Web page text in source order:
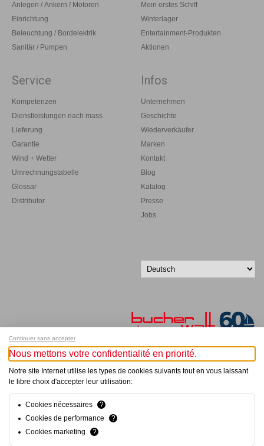
Anlegen / Ankern / Motoren
Einrichtung
Beleuchtung / Bordelektrik
Sanitär / Pumpen
Mein erstes Schiff
Winterlager
Entertainment-Produkten
Aktionen
Service
Kompetenzen
Dienstleistungen nach mass
Lieferung
Garantie
Wind + Wetter
Umrechnungstabelle
Glossar
Distributor
Infos
Unternehmen
Geschichte
Wiederverkäufer
Marken
Kontakt
Blog
Katalog
Presse
Jobs
© Bucher+Walt 2011-2026
hsolutions.ch
Continuer sans accepter
Nous mettons votre confidentialité en priorité.
Notre site Internet utilise les types de cookies suivants tout en vous laissant
le libre choix d'accepter leur utilisation:
Cookies nécessaires
?
Cookies de performance
?
Cookies marketing
?